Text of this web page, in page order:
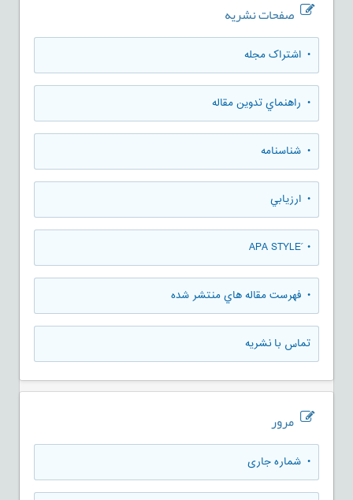
صفحات نشریه
• اشتراک مجله
• راهنماي تدوين مقاله
• شناسنامه
• ارزيابي
• َAPA STYLE
• فهرست مقاله هاي منتشر شده
تماس با نشریه
مرور
• شماره جاری